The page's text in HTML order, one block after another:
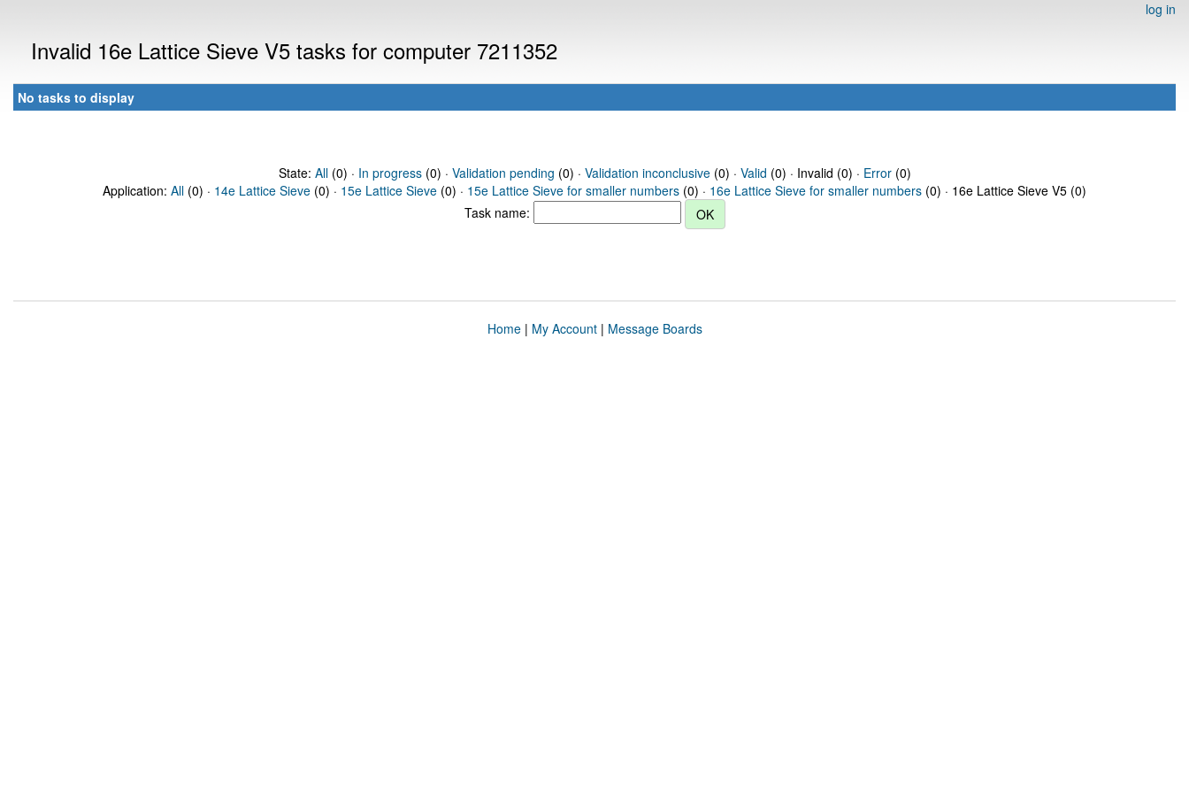
log in
Invalid 16e Lattice Sieve V5 tasks for computer 7211352
No tasks to display
State: All(0) · In progress(0) · Validation pending (0) · Validation inconclusive(0) · Valid (0) · Invalid (0) · Error(0)
Application: All (0) · 14e Lattice Sieve (0) · 15e Lattice Sieve (0) · 15e Lattice Sieve for smaller numbers (0) · 16e Lattice Sieve for smaller numbers (0) · 16e Lattice Sieve V5 (0)
Task name:
Home| My Account| Message Boards